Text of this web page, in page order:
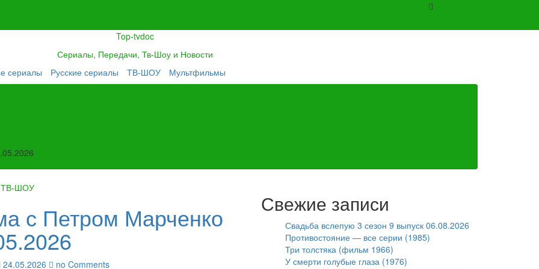
Top-tvdoc
Сериалы, Передачи, Тв-Шоу и Новости
сериалы Русские сериалы ТВ-ШОУ Мультфильмы
ТВ-ШОУ
с Петром Марченко
24.05.2026 no Comments
Свежие записи
Свадьба вслепую 3 сезон 9 выпуск 06.08.2026
Противостояние — все серии (1985)
Три толстяка (фильм 1966)
У смерти голубые глаза (1976)